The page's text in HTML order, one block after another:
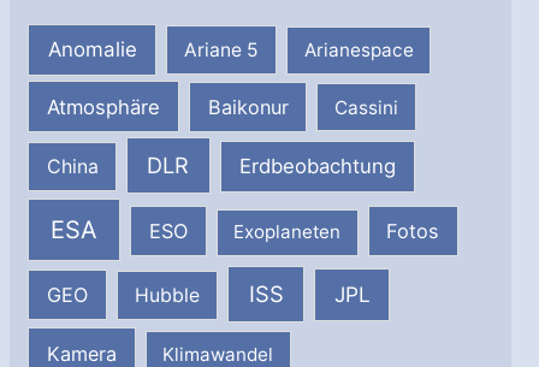
Anomalie Ariane 5 Arianespace
Atmosphäre Baikonur Cassini
China DLR Erdbeobachtung
ESA ESO Exoplaneten Fotos
GEO Hubble ISS JPL
Kamera Klimawandel